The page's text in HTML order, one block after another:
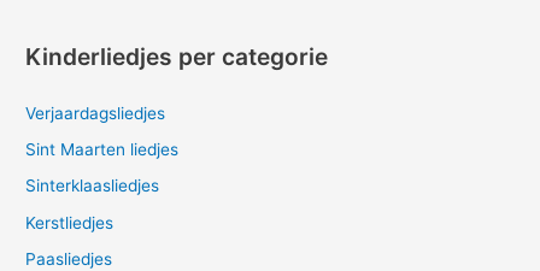
Kinderliedjes per categorie
Verjaardagsliedjes
Sint Maarten liedjes
Sinterklaasliedjes
Kerstliedjes
Paasliedjes